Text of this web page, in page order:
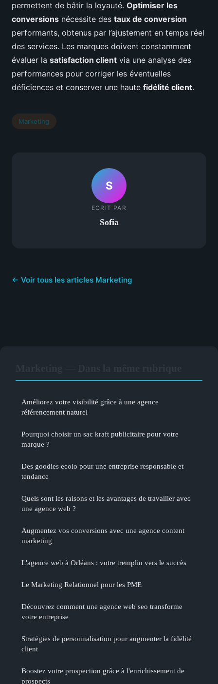
permettent de bâtir la loyauté. Optimiser les
conversions nécessite des taux de conversion
performants, obtenus par l’ajustement en temps réel
des services. Les marques doivent constamment
évaluer la satisfaction client via une analyse des
performances pour corriger les éventuelles
déficiences et conserver une haute fidélité client.
Marketing
S
ECRIT PAR
Sofia
← Voir tous les articles Marketing
Améliorez votre visibilité grâce à une agence
référencement naturel
Pourquoi choisir un sac kraft publicitaire pour votre
marque ?
Des goodies ecolo pour une entreprise responsable et
tendance
Quels sont les raisons et les avantages de travailler avec
une agence web ?
Augmentez vos conversions avec une agence content
marketing
L'agence web à Orléans : votre tremplin vers le succès
Le Marketing Relationnel pour les PME
Découvrez comment une agence web seo transforme
votre entreprise
Stratégies de personnalisation pour augmenter la fidélité
client
Boostez votre prospection grâce à l'enrichissement de
prospects